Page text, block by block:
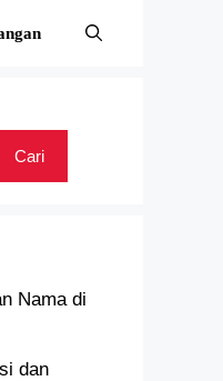
Cari
Nama di
dan